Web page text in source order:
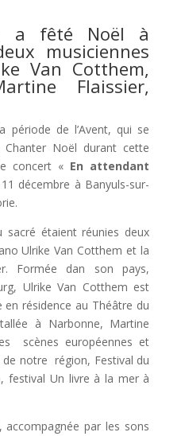
a fêté Noël à
musiciennes
Van Cotthem,
Flaissier,
période de l’Avent, qui se
Noël durant cette
concert « En attendant
décembre à Banyuls-sur-
étaient réunies deux
Ulrike Van Cotthem et la
Formée dan son pays,
Ulrike Van Cotthem est
résidence au Théâtre du
à Narbonne, Martine
scènes européennes et
notre région, Festival du
festival Un livre à la mer à
accompagnée par les sons